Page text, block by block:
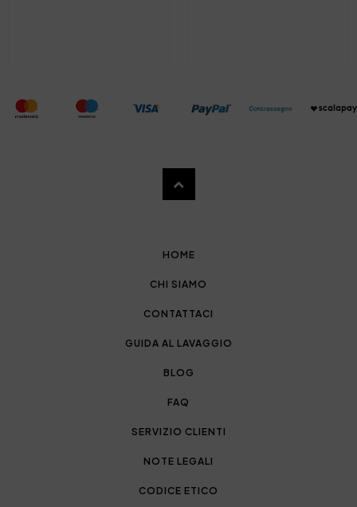
HOME
CHI SIAMO
CONTATTACI
GUIDA AL LAVAGGIO
BLOG
FAQ
SERVIZIO CLIENTI
NOTE LEGALI
CODICE ETICO